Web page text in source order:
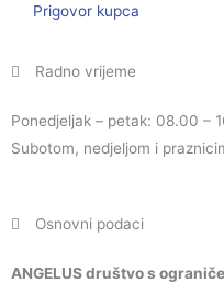
Prigovor kupca
Radno vrijeme
Ponedjeljak – petak: 08.00 –
Subotom, nedjeljom i
Osnovni podaci
ANGELUS društvo s